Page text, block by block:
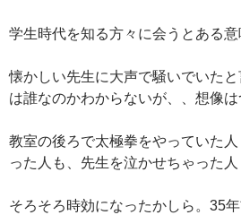
学生時代を知る方々に会うとある意
懐かしい先生に大声で騒いでいた
は誰なのかわからないが、、想像は
教室の後ろで太極拳をやっていた
った人も、先生を泣かせちゃった人
そろそろ時効になったかしら。35年